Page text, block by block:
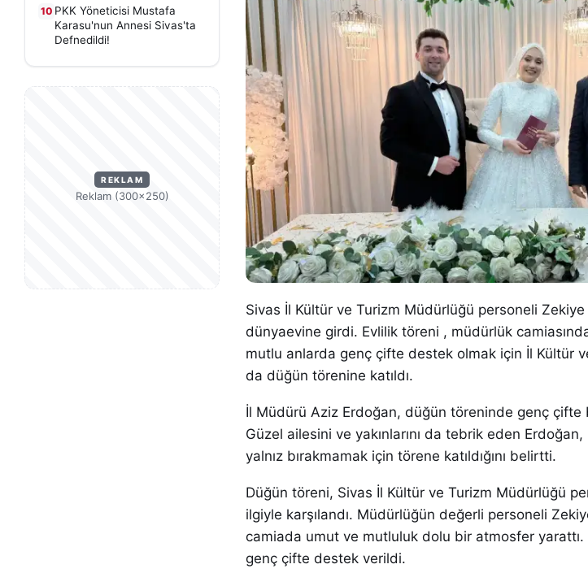
10 PKK Yöneticisi Mustafa
Karasu'nun Annesi Sivas'ta
Defnedildi!
REKLAM
Reklam (300×250)
Sivas İl Kültür ve Turizm Müdürlüğü personeli
dünyaevine girdi. Evlilik töreni , müdürlük
mutlu anlarda genç çifte destek olmak için İl Kültür
da düğün törenine katıldı.
İl Müdürü Aziz Erdoğan, düğün töreninde genç
Güzel ailesini ve yakınlarını da tebrik eden
yalnız bırakmamak için törene katıldığını belirtti.
Düğün töreni, Sivas İl Kültür ve Turizm Müdürlüğü
ilgiyle karşılandı. Müdürlüğün değerli personeli
camiada umut ve mutluluk dolu bir atmosfer yarattı. İl
genç çifte destek verildi.